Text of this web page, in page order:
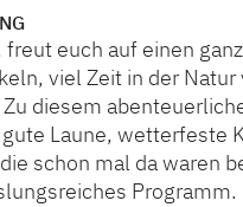
freut euch auf einen
viel Zeit in der
diesem
Laune, wetterfeste
schon mal da waren
Programm.